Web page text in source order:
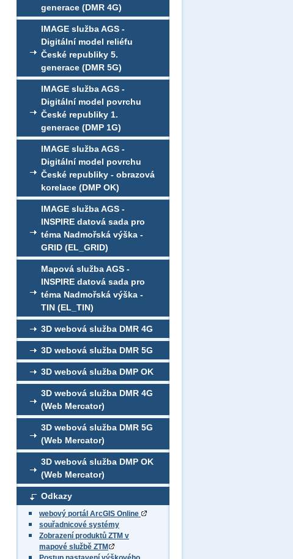
generace (DMR 4G)
IMAGE služba AGS -
Digitální model reliéfu
České republiky 5.
generace (DMR 5G)
IMAGE služba AGS -
Digitální model povrchu
České republiky 1.
generace (DMP 1G)
IMAGE služba AGS -
Digitální model povrchu
České republiky - obrazová
korelace (DMP OK)
IMAGE služba AGS -
INSPIRE datová sada pro
téma Nadmořská výška -
GRID (EL_GRID)
Mapová služba AGS -
INSPIRE datová sada pro
téma Nadmořská výška -
TIN (EL_TIN)
3D webová služba DMR 4G
3D webová služba DMR 5G
3D webová služba DMP OK
3D webová služba DMR 4G
(Web Mercator)
3D webová služba DMR 5G
(Web Mercator)
3D webová služba DMP OK
(Web Mercator)
Odkazy
webový portál ArcGIS Online
souřadnicové systémy
Zobrazení produktů ZTM v
mapové službě ZTM